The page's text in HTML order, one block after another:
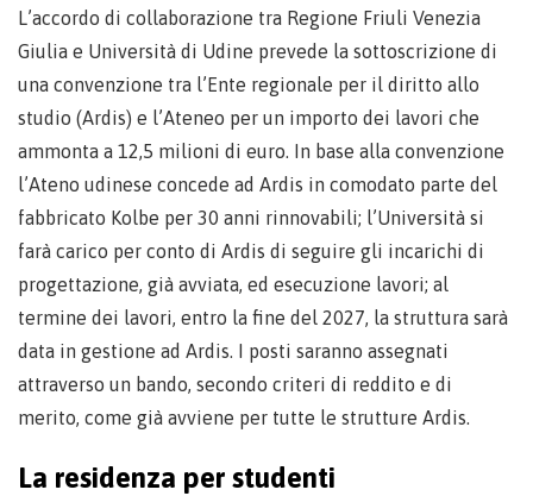
L’accordo di collaborazione tra Regione Friuli Venezia
Giulia e Università di Udine prevede la sottoscrizione di
una convenzione tra l’Ente regionale per il diritto allo
studio (Ardis) e l’Ateneo per un importo dei lavori che
ammonta a 12,5 milioni di euro. In base alla convenzione
l’Ateno udinese concede ad Ardis in comodato parte del
fabbricato Kolbe per 30 anni rinnovabili; l’Università si
farà carico per conto di Ardis di seguire gli incarichi di
progettazione, già avviata, ed esecuzione lavori; al
termine dei lavori, entro la fine del 2027, la struttura sarà
data in gestione ad Ardis. I posti saranno assegnati
attraverso un bando, secondo criteri di reddito e di
merito, come già avviene per tutte le strutture Ardis.
La residenza per studenti